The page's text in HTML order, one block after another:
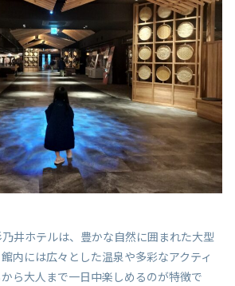
井ホテルは、豊かな自然に囲まれた大型
内には広々とした温泉や多彩なアクティ
ら大人まで一日中楽しめるのが特徴で